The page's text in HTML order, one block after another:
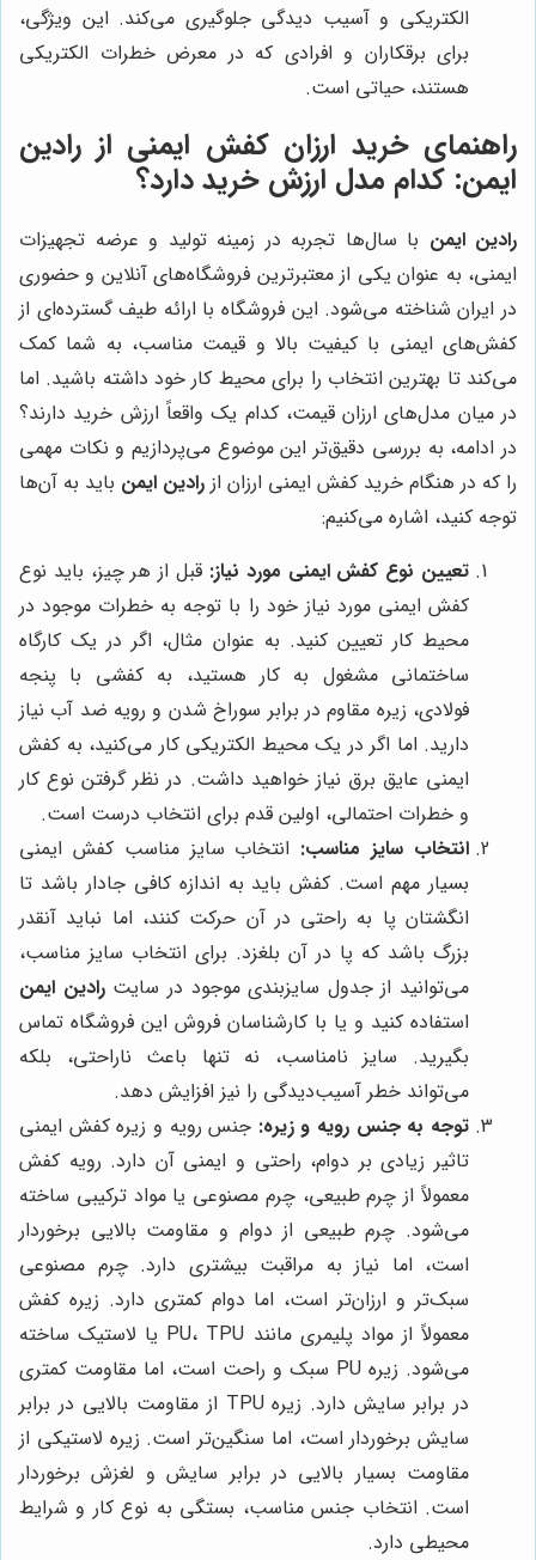
الکتریکی و آسیب دیدگی جلوگیری می‌کند. این ویژگی،
برای برقکاران و افرادی که در معرض خطرات الکتریکی
هستند، حیاتی است.
راهنمای خرید ارزان کفش ایمنی از رادین
ایمن: کدام مدل ارزش خرید دارد؟
رادین ایمن با سال‌ها تجربه در زمینه تولید و عرضه تجهیزات
ایمنی، به عنوان یکی از معتبرترین فروشگاه‌های آنلاین و حضوری
در ایران شناخته می‌شود. این فروشگاه با ارائه طیف گسترده‌ای از
کفش‌های ایمنی با کیفیت بالا و قیمت مناسب، به شما کمک
می‌کند تا بهترین انتخاب را برای محیط کار خود داشته باشید. اما
در میان مدل‌های ارزان قیمت، کدام یک واقعاً ارزش خرید دارند؟
در ادامه، به بررسی دقیق‌تر این موضوع می‌پردازیم و نکات مهمی
را که در هنگام خرید کفش ایمنی ارزان از رادین ایمن باید به آن‌ها
توجه کنید، اشاره می‌کنیم:
تعیین نوع کفش ایمنی مورد نیاز: قبل از هر چیز، باید نوع
کفش ایمنی مورد نیاز خود را با توجه به خطرات موجود در
محیط کار تعیین کنید. به عنوان مثال، اگر در یک کارگاه
ساختمانی مشغول به کار هستید، به کفشی با پنجه
فولادی، زیره مقاوم در برابر سوراخ شدن و رویه ضد آب نیاز
دارید. اما اگر در یک محیط الکتریکی کار می‌کنید، به کفش
ایمنی عایق برق نیاز خواهید داشت. در نظر گرفتن نوع کار
و خطرات احتمالی، اولین قدم برای انتخاب درست است.
انتخاب سایز مناسب: انتخاب سایز مناسب کفش ایمنی
بسیار مهم است. کفش باید به اندازه کافی جادار باشد تا
انگشتان پا به راحتی در آن حرکت کنند، اما نباید آنقدر
بزرگ باشد که پا در آن بلغزد. برای انتخاب سایز مناسب،
می‌توانید از جدول سایزبندی موجود در سایترادین ایمن
استفاده کنید و یا با کارشناسان فروش این فروشگاه تماس
بگیرید. سایز نامناسب، نه تنها باعث ناراحتی، بلکه
می‌تواند خطر آسیب‌دیدگی را نیز افزایش دهد.
توجه به جنس رویه و زیره: جنس رویه و زیره کفش ایمنی
تاثیر زیادی بر دوام، راحتی و ایمنی آن دارد. رویه کفش
معمولاً از چرم طبیعی، چرم مصنوعی یا مواد ترکیبی ساخته
می‌شود. چرم طبیعی از دوام و مقاومت بالایی برخوردار
است، اما نیاز به مراقبت بیشتری دارد. چرم مصنوعی
سبک‌تر و ارزان‌تر است، اما دوام کمتری دارد. زیره کفش
معمولاً از مواد پلیمری مانند PU، TPU یا لاستیک ساخته
می‌شود. زیره PU سبک و راحت است، اما مقاومت کمتری
در برابر سایش دارد. زیره TPU از مقاومت بالایی در برابر
سایش برخوردار است، اما سنگین‌تر است. زیره لاستیکی از
مقاومت بسیار بالایی در برابر سایش و لغزش برخوردار
است. انتخاب جنس مناسب، بستگی به نوع کار و شرایط
محیطی دارد.